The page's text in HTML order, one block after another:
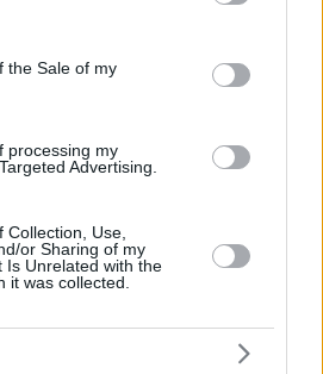
Google and its third-party tags to
specified purposes in below Google
the Sale of my
processing my
Advertising.
Use,
or Sharing of my
Is Unrelated with the
it was collected.